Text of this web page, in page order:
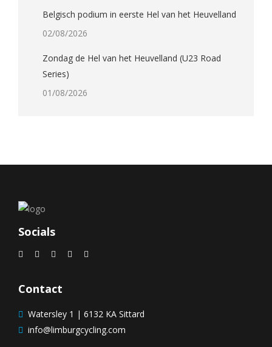
Belgisch podium in eerste Hel van het Heuvelland
02/08/2026
Zondag de Hel van het Heuvelland (U23 Road
Series)
01/08/2026
Socials
Contact
Watersley 1 | 6132 KA Sittard
info@limburgcycling.com